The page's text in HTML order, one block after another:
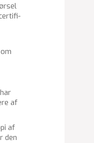
cer­ti­fi­
af
af
den